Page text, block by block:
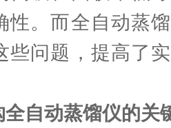
性。而全自动蒸
些问题，提高了
全自动蒸馏仪的关